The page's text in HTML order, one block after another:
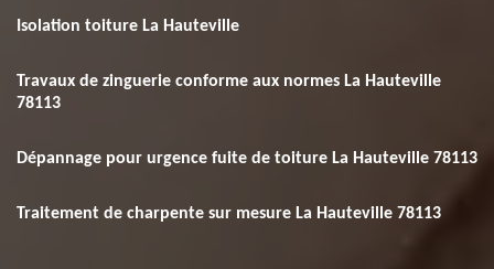
Isolation toiture La Hauteville
Travaux de zinguerie conforme aux normes La Hauteville
78113
Dépannage pour urgence fuite de toiture La Hauteville 78113
Traitement de charpente sur mesure La Hauteville 78113